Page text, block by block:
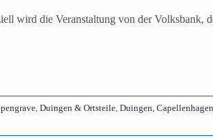
wird die Veranstaltung von der
, Duingen & Ortsteile, Duingen,